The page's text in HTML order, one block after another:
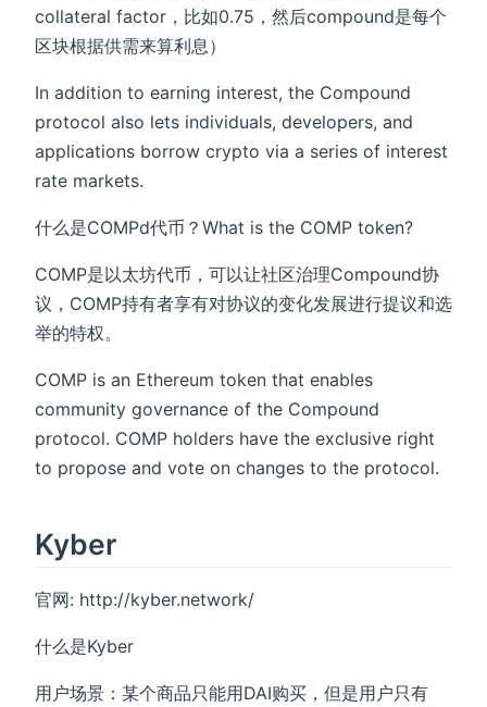
collateral factor，比如0.75，然后compound是每个
区块根据供需来算利息）
In addition to earning interest, the Compound
protocol also lets individuals, developers, and
applications borrow crypto via a series of interest
rate markets.
什么是COMPd代币？What is the COMP token?
COMP是以太坊代币，可以让社区治理Compound协
议，COMP持有者享有对协议的变化发展进行提议和选
举的特权。
COMP is an Ethereum token that enables
community governance of the Compound
protocol. COMP holders have the exclusive right
to propose and vote on changes to the protocol.
Kyber
官网: http://kyber.network/
什么是Kyber
用户场景：某个商品只能用DAI购买，但是用户只有